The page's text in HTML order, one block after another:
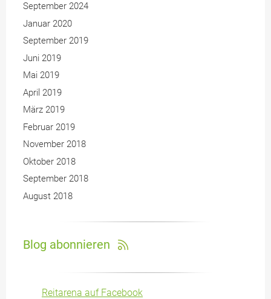
September 2024
Januar 2020
September 2019
Juni 2019
Mai 2019
April 2019
März 2019
Februar 2019
November 2018
Oktober 2018
September 2018
August 2018
Blog abonnieren
Reitarena auf Facebook